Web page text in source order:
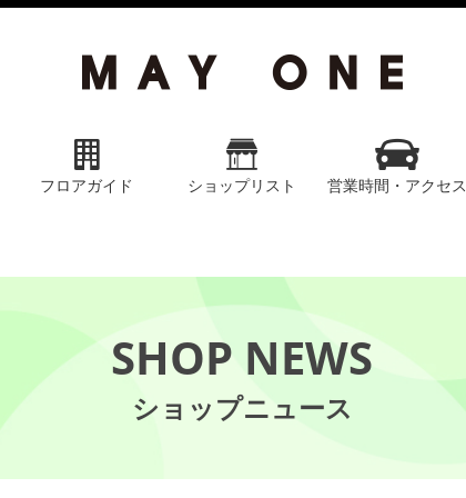
フロアガイド ショップリスト 営業時間・アクセス
SHOP NEWS